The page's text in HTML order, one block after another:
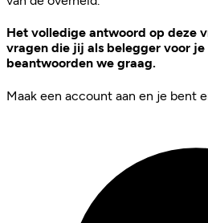
Het volledige antwoord op deze
vragen die jij als belegger voor
beantwoorden we graag.
Maak een account aan en je bent